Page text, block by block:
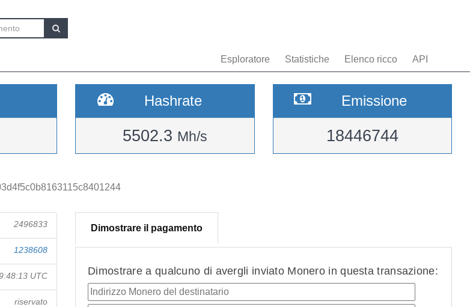
Esploratore Statistiche Elenco ricco API
Hashrate
5502.3 Mh/s
Emissione
18446744
2496833
1238608
UTC
riservato
Dimostrare il pagamento
Dimostrare a qualcuno di avergli inviato Monero in questa transazione: